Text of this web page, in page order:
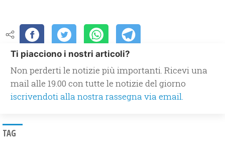
Ti piacciono i nostri articoli?
Non perderti le notizie più importanti. Ricevi una
mail alle 19.00 con tutte le notizie del giorno
iscrivendoti alla nostra rassegna via email.
TAG